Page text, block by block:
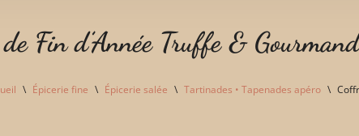
Fin d’Année Truffe &
\ Épicerie fine \ Épicerie salée \ Tartinades • Tapenades apéro \